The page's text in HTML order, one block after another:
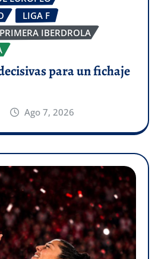
LIGA F
PRIMERA IBERDROLA
para un fichaje
Ago 7, 2026